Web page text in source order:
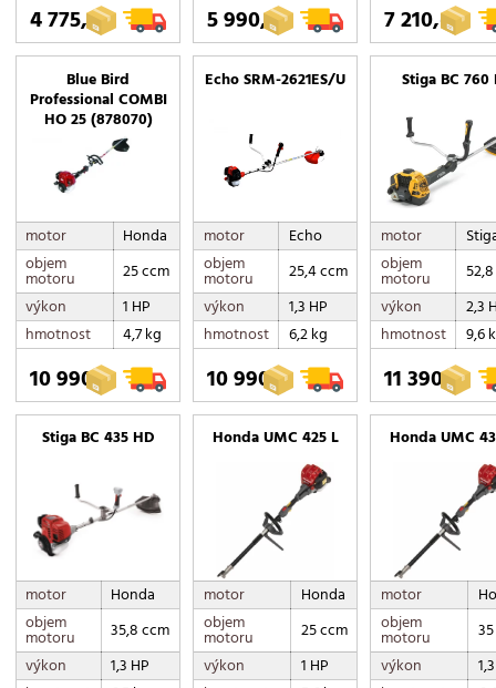
4 775,- 5 990,- 7 210,-
Blue Bird
Professional COMBI
HO 25 (878070)
motor
Honda
objem
motoru
25 ccm
výkon
1 HP
hmotnost
4,7 kg
10 990,-
Echo SRM-2621ES/U
motor
Echo
objem
motoru
25,4 ccm
výkon
1,3 HP
hmotnost
6,2 kg
10 990,-
Stiga BC 760
motor
objem
motoru
výkon
2,3
hmotnost
9,6
11 390,-
Stiga BC 435 HD
motor
Honda
objem
motoru
35,8 ccm
výkon
1,3 HP
Honda UMC 425 L
motor
Honda
objem
motoru
25 ccm
výkon
1 HP
Honda UMC
motor
objem
motoru
výkon